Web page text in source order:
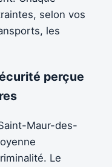
selon vos
les
perçue
Maur-des-
Le